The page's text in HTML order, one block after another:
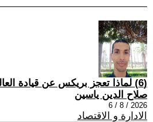
(6) لماذا تعجز بريكس عن قيادة العالم اقتصادياً؟
صلاح الدين ياسين
2026 / 8 / 6
الادارة و الاقتصاد